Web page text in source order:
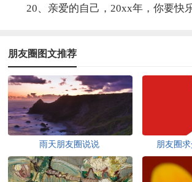
20、亲爱的自己，20xx年，你要快
朋友圈图文推荐
雨天朋友圈说说 朋友圈